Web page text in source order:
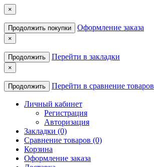
×
Продолжить покупки Оформление заказа
×
Продолжить Перейти в закладки
×
Продолжить Перейти в сравнение товаров
Личный кабинет
Регистрация
Авторизация
Закладки (0)
Сравнение товаров (0)
Корзина
Оформление заказа